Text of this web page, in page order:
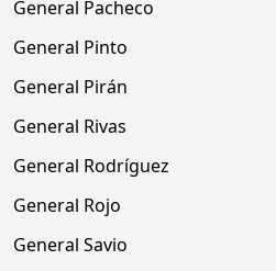
General Pacheco
General Pinto
General Pirán
General Rivas
General Rodríguez
General Rojo
General Savio